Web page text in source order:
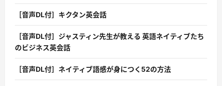
［音声DL付］キクタン英会話
［音声DL付］ジャスティン先生が教える 英語ネイティブたち
のビジネス英会話
［音声DL付］ネイティブ語感が身につく52の方法